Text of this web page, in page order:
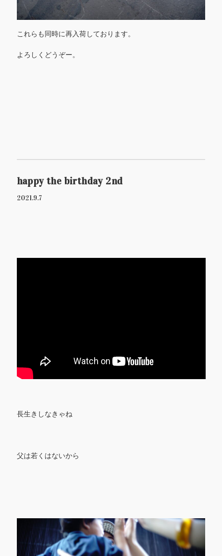
これらも同時に再入荷しております。
よろしくどうぞー。
happy the birthday 2nd
2021.9.7
長生きしなきゃね
父は若くはないから